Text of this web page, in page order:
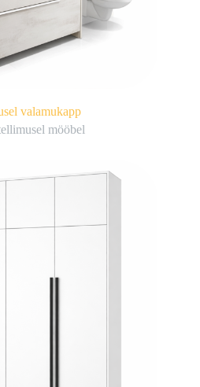
valamukapp
mööbel